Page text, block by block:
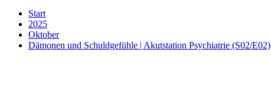
Start
2025
Oktober
Dämonen und Schuldgefühle | Akutstation Psychiatrie (S02/E02)